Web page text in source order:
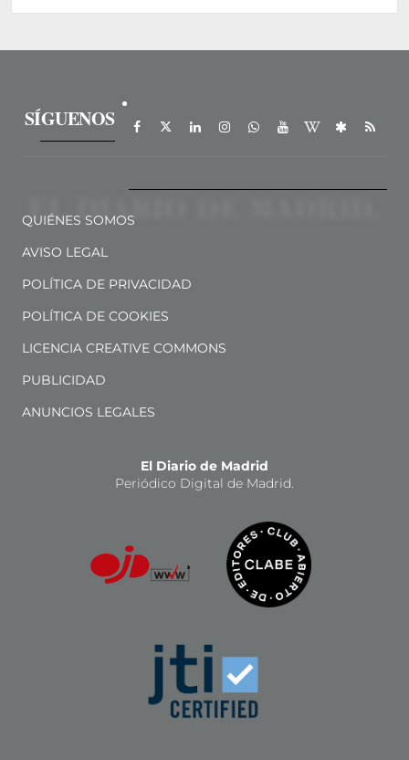
SÍGUENOS
QUIÉNES SOMOS
AVISO LEGAL
POLÍTICA DE PRIVACIDAD
POLÍTICA DE COOKIES
LICENCIA CREATIVE COMMONS
PUBLICIDAD
ANUNCIOS LEGALES
El Diario de Madrid
Periódico Digital de Madrid.